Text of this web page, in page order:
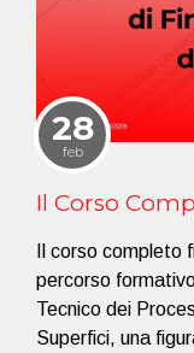
28
feb
Il Corso
Il corso
percorso
Tecnico dei
Superfici, una